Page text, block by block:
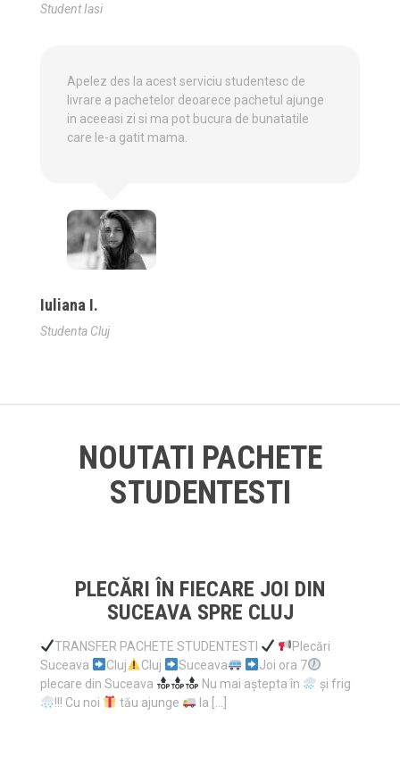
Student Iasi
Apelez des la acest serviciu studentesc de
livrare a pachetelor deoarece pachetul ajunge
in aceeasi zi si ma pot bucura de bunatatile
care le-a gatit mama.
Iuliana I.
Studenta Cluj
NOUTATI PACHETE
STUDENTESTI
PLECĂRI ÎN FIECARE JOI DIN
SUCEAVA SPRE CLUJ
TRANSFER PACHETE STUDENTESTI
Plecări
Suceava
Cluj Cluj Suceava
Joi ora 7
plecare din Suceava
Nu mai aștepta în
și frig
!!! Cu noi
tău ajunge la […]